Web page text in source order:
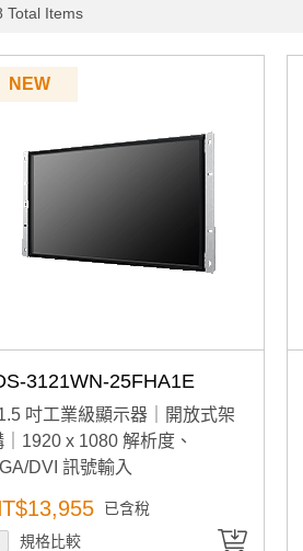
Total Items
NEW
3121WN-25FHA1E
吋工業級顯示器｜開放式架
｜1920 x 1080 解析度、
DVI 訊號輸入
已含稅
規格比較